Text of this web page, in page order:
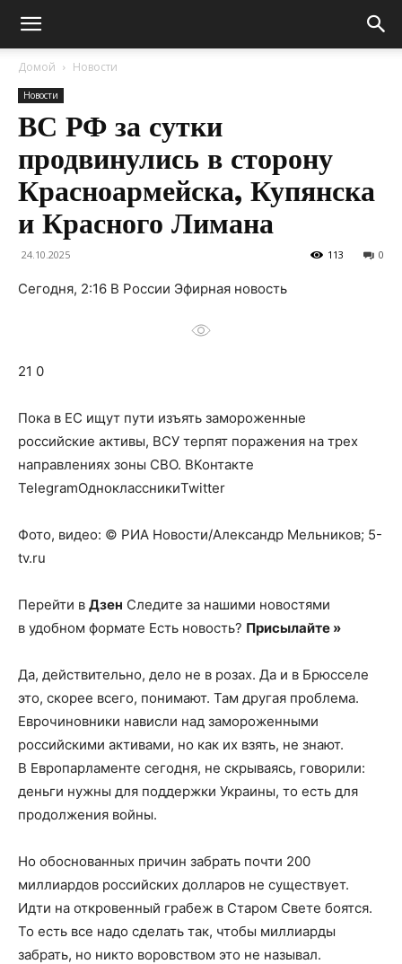
Домой Новости
Новости
ВС РФ за сутки
продвинулись в сторону
Красноармейска, Купянска
и Красного Лимана
24.10.2025 0
113
Сегодня, 2:16 В России Эфирная новость
21 0
Пока в ЕС ищут пути изъять замороженные
российские активы, ВСУ терпят поражения на трех
направлениях зоны СВО. ВКонтакте
TelegramОдноклассникиTwitter
Фото, видео: © РИА Новости/Александр Мельников; 5-
tv.ru
Перейти в Дзен Следите за нашими новостями
в удобном формате Есть новость? Присылайте »
Да, действительно, дело не в розах. Да и в Брюсселе
это, скорее всего, понимают. Там другая проблема.
Еврочиновники нависли над замороженными
российскими активами, но как их взять, не знают.
В Европарламенте сегодня, не скрываясь, говорили:
деньги нужны для поддержки Украины, то есть для
продолжения войны.
Но обоснованных причин забрать почти 200
миллиардов российских долларов не существует.
Идти на откровенный грабеж в Старом Свете боятся.
То есть все надо сделать так, чтобы миллиарды
забрать, но никто воровством это не называл.